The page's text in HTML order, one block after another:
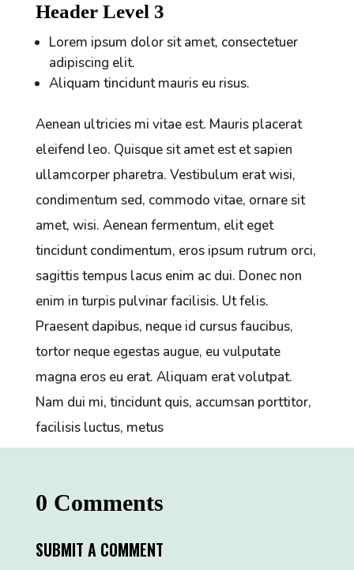
Header Level 3
Lorem ipsum dolor sit amet, consectetuer
adipiscing elit.
Aliquam tincidunt mauris eu risus.
Aenean ultricies mi vitae est. Mauris placerat
eleifend leo. Quisque sit amet est et sapien
ullamcorper pharetra. Vestibulum erat wisi,
condimentum sed, commodo vitae, ornare sit
amet, wisi. Aenean fermentum, elit eget
tincidunt condimentum, eros ipsum rutrum orci,
sagittis tempus lacus enim ac dui. Donec non
enim in turpis pulvinar facilisis. Ut felis.
Praesent dapibus, neque id cursus faucibus,
tortor neque egestas augue, eu vulputate
magna eros eu erat. Aliquam erat volutpat.
Nam dui mi, tincidunt quis, accumsan porttitor,
facilisis luctus, metus
0 Comments
SUBMIT A COMMENT